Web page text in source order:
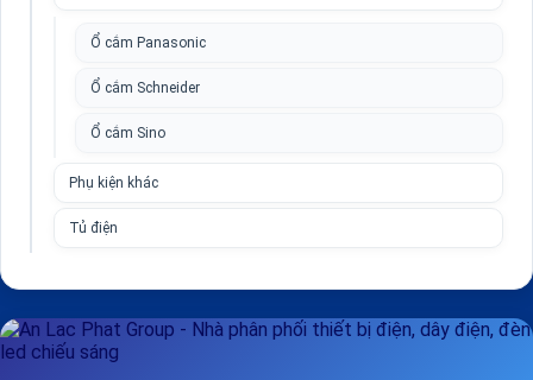
Ổ cắm Panasonic
Ổ cắm Schneider
Ổ cắm Sino
Phụ kiện khác
Tủ điện